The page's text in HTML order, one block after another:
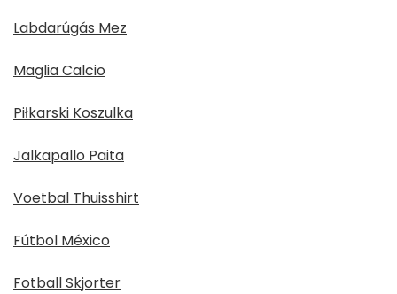
Labdarúgás Mez
Maglia Calcio
Piłkarski Koszulka
Jalkapallo Paita
Voetbal Thuisshirt
Fútbol México
Fotball Skjorter